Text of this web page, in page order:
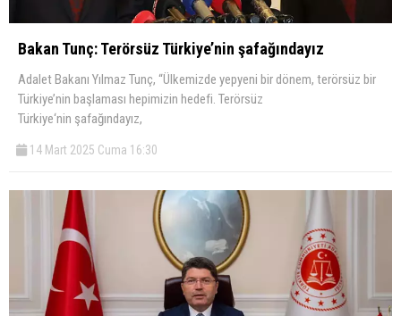
Bakan Tunç: Terörsüz Türkiye’nin şafağındayız
Adalet Bakanı Yılmaz Tunç, “Ülkemizde yepyeni bir dönem, terörsüz bir
Türkiye’nin başlaması hepimizin hedefi. Terörsüz
Türkiye‘nin şafağındayız,
14 Mart 2025 Cuma 16:30